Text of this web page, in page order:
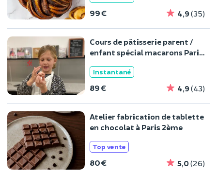
99 € 4,9(35)
Cours de pâtisserie parent /
enfant spécial macarons Paris
Instantané
89 € 4,9(43)
Atelier fabrication de tablette
en chocolat à Paris 2ème
Top vente
80 € 5,0(26)